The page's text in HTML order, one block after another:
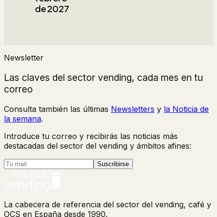
de 2027
Newsletter
Las claves del sector vending, cada mes en tu
correo
Consulta también las últimas Newsletters y la Noticia de
la semana.
Introduce tu correo y recibirás las noticias más
destacadas del sector del vending y ámbitos afines:
Suscribirse
La cabecera de referencia del sector del vending, café y
OCS en España desde 1990.